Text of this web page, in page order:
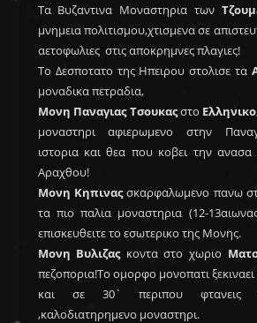
Τα Βυζαντινα Μοναστηρια των
μνημεια πολιτισμου,χτισμενα σε
αετοφωλιες στις αποκρημνες πλαγιες!
Το Δεσποτατο της Ηπειρου στολισε τα
μοναδικα πετραδια,
Μονη Παναγιας Τσουκαςστο Ελληνικο
μοναστηρι αφιερωμενο στην
ιστορια και θεα που κοβει την
Αραχθου!
Μονη Κηπιναςσκαρφαλωμενο πανω
τα πιο παλια μοναστηρια (12-
επισκευθειτε το εσωτερικο της Μονης.
Μονη Βυλιζας κοντα στο χωριο
πεζοπορια!Το ομορφο μονοπατι
και σε 30` περιπου φτανεις
,καλοδιατηρημενο μοναστηρι.